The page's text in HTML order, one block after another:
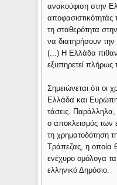
ανακούφιση στην
τη σταθερότητα
να διατηρήσουν
(...) Η Ελλάδα
εξυπηρετεί πλήρως
Σημειώνεται ότι οι
Ελλάδα και
τάσεις. Παράλληλα,
ο αποκλεισμός των
τη χρηματοδότηση
Τράπεζας, η οποία
ενέχυρο ομόλογα
ελληνικό Δημόσιο.